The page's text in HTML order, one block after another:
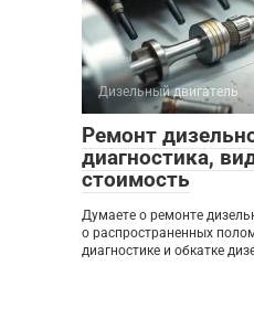
Дизельный двигатель
Ремонт
диагностика,
стоимость
Думаете о ремонте
о распространенных
диагностике и обкатке